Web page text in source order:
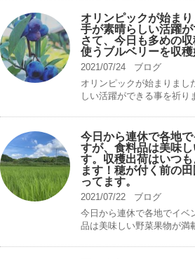
オリンピックが始ま
手が素晴らしい活躍が
さて、今日も多めの
使うブルベリーを収
2021/07/24
ブログ
オリンピックが始まりまし
しい活躍ができる事を祈り
今日から連休で各地
すが、食料品は美味
す。収穫出荷はいつ
ます！穂が付く前の
ってます。
2021/07/22
ブログ
今日から連休で各地でイベ
品は美味しい野菜果物が満